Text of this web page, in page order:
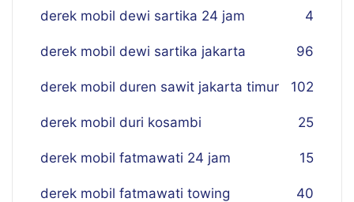
derek mobil dewi sartika 24 jam 4
derek mobil dewi sartika jakarta 96
derek mobil duren sawit jakarta timur 102
derek mobil duri kosambi 25
derek mobil fatmawati 24 jam 15
derek mobil fatmawati towing 40